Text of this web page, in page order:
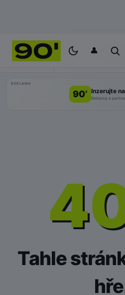
👤
PROGRAM 17:30
REKLAMA
90’ Inzerujte
Reklama a
Tahle